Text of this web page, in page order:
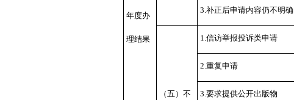
年度办
理结果
3.补正后申请内容仍不明确
（五）不
1.信访举报投诉类申请
2.重复申请
3.要求提供公开出版物